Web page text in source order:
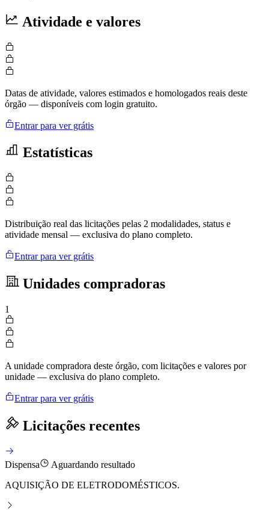
Atividade e valores
Datas de atividade, valores estimados e homologados reais deste
órgão — disponíveis com login gratuito.
Entrar para ver grátis
Estatísticas
Distribuição real das licitações pelas 2 modalidades, status e
atividade mensal — exclusiva do plano completo.
Entrar para ver grátis
Unidades compradoras
1
A unidade compradora deste órgão, com licitações e valores por
unidade — exclusiva do plano completo.
Entrar para ver grátis
Licitações recentes
Dispensa
Aguardando resultado
AQUISIÇÃO DE ELETRODOMÉSTICOS.